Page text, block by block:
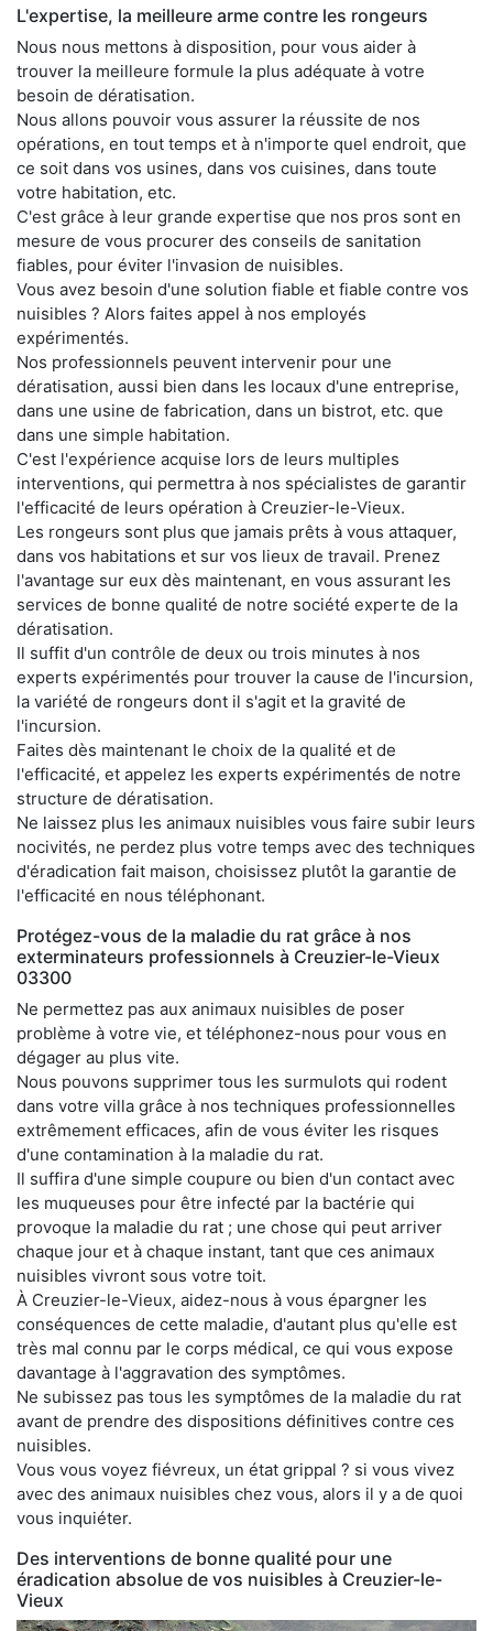
L'expertise, la meilleure arme contre les rongeurs
Nous nous mettons à disposition, pour vous aider à
trouver la meilleure formule la plus adéquate à votre
besoin de dératisation.
Nous allons pouvoir vous assurer la réussite de nos
opérations, en tout temps et à n'importe quel endroit, que
ce soit dans vos usines, dans vos cuisines, dans toute
votre habitation, etc.
C'est grâce à leur grande expertise que nos pros sont en
mesure de vous procurer des conseils de sanitation
fiables, pour éviter l'invasion de nuisibles.
Vous avez besoin d'une solution fiable et fiable contre vos
nuisibles ? Alors faites appel à nos employés
expérimentés.
Nos professionnels peuvent intervenir pour une
dératisation, aussi bien dans les locaux d'une entreprise,
dans une usine de fabrication, dans un bistrot, etc. que
dans une simple habitation.
C'est l'expérience acquise lors de leurs multiples
interventions, qui permettra à nos spécialistes de garantir
l'efficacité de leurs opération à Creuzier-le-Vieux.
Les rongeurs sont plus que jamais prêts à vous attaquer,
dans vos habitations et sur vos lieux de travail. Prenez
l'avantage sur eux dès maintenant, en vous assurant les
services de bonne qualité de notre société experte de la
dératisation.
Il suffit d'un contrôle de deux ou trois minutes à nos
experts expérimentés pour trouver la cause de l'incursion,
la variété de rongeurs dont il s'agit et la gravité de
l'incursion.
Faites dès maintenant le choix de la qualité et de
l'efficacité, et appelez les experts expérimentés de notre
structure de dératisation.
Ne laissez plus les animaux nuisibles vous faire subir leurs
nocivités, ne perdez plus votre temps avec des techniques
d'éradication fait maison, choisissez plutôt la garantie de
l'efficacité en nous téléphonant.
Protégez-vous de la maladie du rat grâce à nos
exterminateurs professionnels à Creuzier-le-Vieux
03300
Ne permettez pas aux animaux nuisibles de poser
problème à votre vie, et téléphonez-nous pour vous en
dégager au plus vite.
Nous pouvons supprimer tous les surmulots qui rodent
dans votre villa grâce à nos techniques professionnelles
extrêmement efficaces, afin de vous éviter les risques
d'une contamination à la maladie du rat.
Il suffira d'une simple coupure ou bien d'un contact avec
les muqueuses pour être infecté par la bactérie qui
provoque la maladie du rat ; une chose qui peut arriver
chaque jour et à chaque instant, tant que ces animaux
nuisibles vivront sous votre toit.
À Creuzier-le-Vieux, aidez-nous à vous épargner les
conséquences de cette maladie, d'autant plus qu'elle est
très mal connu par le corps médical, ce qui vous expose
davantage à l'aggravation des symptômes.
Ne subissez pas tous les symptômes de la maladie du rat
avant de prendre des dispositions définitives contre ces
nuisibles.
Vous vous voyez fiévreux, un état grippal ? si vous vivez
avec des animaux nuisibles chez vous, alors il y a de quoi
vous inquiéter.
Des interventions de bonne qualité pour une
éradication absolue de vos nuisibles à Creuzier-le-
Vieux